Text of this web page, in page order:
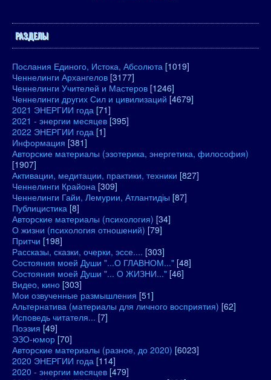
РАЗДЕЛЫ
Послания Единого, Истока, Абсолюта [1019]
Ченнелинги Архангелов [3177]
Ченнелинги Учителей и Мастеров [1246]
Ченнелинги других Сил и цивилизаций [4679]
2021 ЭНЕРГИИ года [71]
2021 - энергии месяцев [395]
2022 ЭНЕРГИИ года [1]
Информация [381]
Авторские материалы (эзотерика, энергетика, философия)
[1907]
Активации, медитации, практики, техники [827]
Ченнелинги Крайона [309]
Ченнелинги Гайи, Лемурии, Атлантидіы [87]
Публицистика [8]
Авторские материалы (психология) [34]
О жизни (психология отношений) [79]
Притчи [198]
Рассказы, сказки, очерки, эссе.... [303]
Состояния моей Души "...О ГЛАВНОМ..." [48]
Состояния моей Души "... О ЖИЗНИ..." [46]
Видео, кино [303]
Мои озвученные размышления [51]
Альтернатива (материалы для личного восприятия) [62]
Исповедь читателя... [7]
Поэзия [49]
ЭЗО-юмор [70]
Авторские материалы (разное, до 2020) [6023]
2020 ЭНЕРГИИ года [114]
2020 - энергии месяцев [479]